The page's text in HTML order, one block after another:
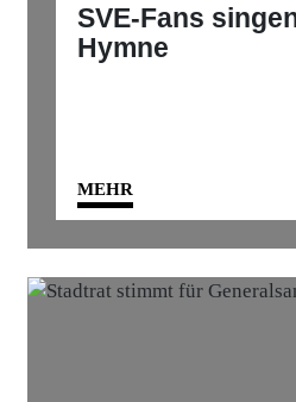
SVE-Fans
Hymne
MEHR